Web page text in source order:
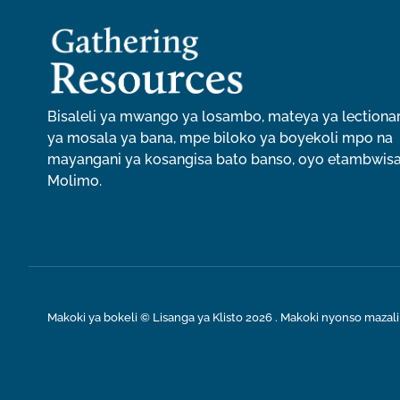
Bisaleli ya mwango ya losambo, mateya ya
ya mosala ya bana, mpe biloko ya boyekoli mpo na
mayangani ya kosangisa bato banso, oyo
Molimo.
Makoki ya bokeli © Lisanga ya Klisto 2026 . Makoki nyonso